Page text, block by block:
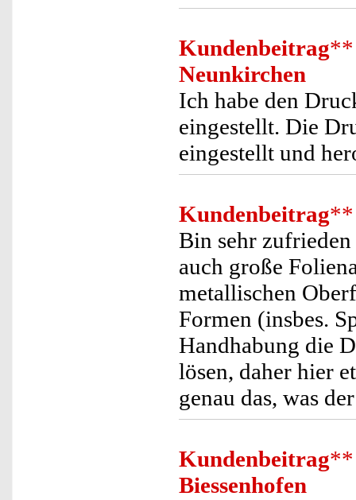
Kundenbeitrag**
Neunkirchen
Ich habe den
eingestellt. Die
eingestellt und
Kundenbeitrag**
Bin sehr
auch große
metallischen
Formen (insbes.
Handhabung die
lösen, daher hier
genau das, was
Kundenbeitrag**
Biessenhofen